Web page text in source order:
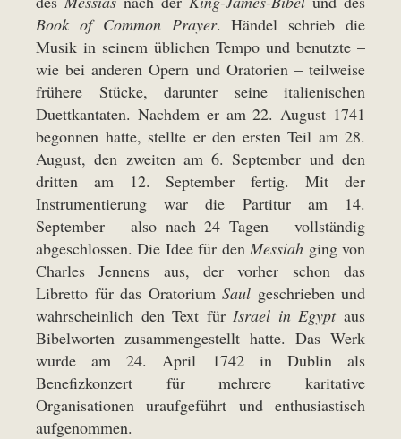
Book of Common Prayer. Händel schrieb die
Musik in seinem üblichen Tempo und benutzte –
wie bei anderen Opern und Oratorien – teilweise
frühere Stücke, darunter seine italienischen
Duettkantaten. Nachdem er am 22. August 1741
begonnen hatte, stellte er den ersten Teil am 28.
August, den zweiten am 6. September und den
dritten am 12. September fertig. Mit der
Instrumentierung war die Partitur am 14.
September – also nach 24 Tagen – vollständig
abgeschlossen. Die Idee für den Messiah ging von
Charles Jennens aus, der vorher schon das
Libretto für das Oratorium Saul geschrieben und
wahrscheinlich den Text für Israel in Egyptaus
Bibelworten zusammengestellt hatte. Das Werk
wurde am 24. April 1742 in Dublin als
Benefizkonzert für mehrere karitative
Organisationen uraufgeführt und enthusiastisch
aufgenommen.